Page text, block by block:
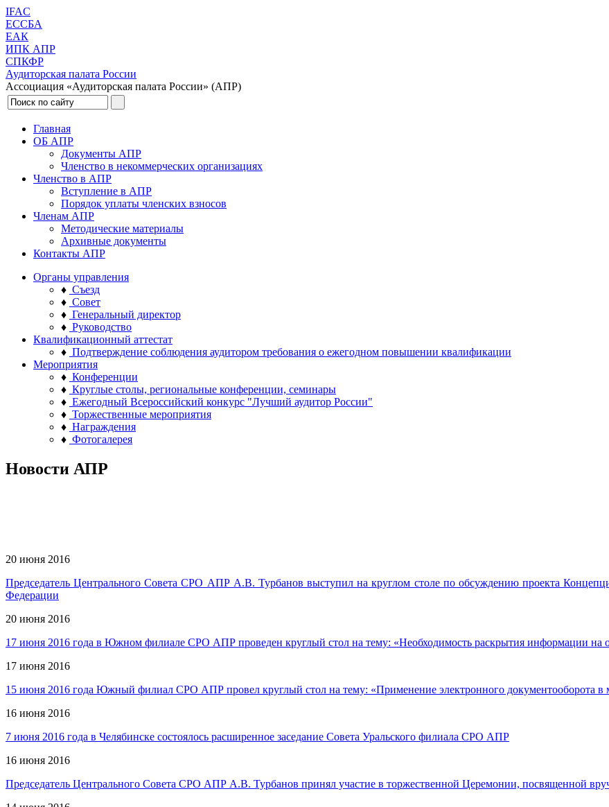
IFAC
ЕССБА
ЕАК
ИПК АПР
СПКФР
Аудиторская палата России
Ассоциация «Аудиторская палата России» (АПР)
Главная
ОБ АПР
Документы АПР
Членство в некоммерческих организациях
Членство в АПР
Вступление в АПР
Порядок уплаты членских взносов
Членам АПР
Методические материалы
Архивные документы
Контакты АПР
Органы управления
♦ Съезд
♦ Совет
♦ Генеральный директор
♦ Руководство
Квалификационный аттестат
♦ Подтверждение соблюдения аудитором требования о ежегодном повышении квалификации
Мероприятия
♦ Конференции
♦ Круглые столы, региональные конференции, семинары
♦ Ежегодный Всероссийский конкурс "Лучший аудитор России"
♦ Торжественные мероприятия
♦ Награждения
♦ Фотогалерея
Новости АПР
20 июня 2016
Председатель Центрального Совета СРО АПР А.В. Турбанов выступил на круглом столе по обсуждению проекта
Федерации
20 июня 2016
17 июня 2016 года в Южном филиале СРО АПР проведен круглый стол на тему: «Необходимость раскрытия информации на
17 июня 2016
15 июня 2016 года Южный филиал СРО АПР провел круглый стол на тему: «Применение электронного документооборота в
16 июня 2016
7 июня 2016 года в Челябинске состоялось расширенное заседание Совета Уральского филиала СРО АПР
16 июня 2016
Председатель Центрального Совета СРО АПР А.В. Турбанов принял участие в торжественной Церемонии, посвященной